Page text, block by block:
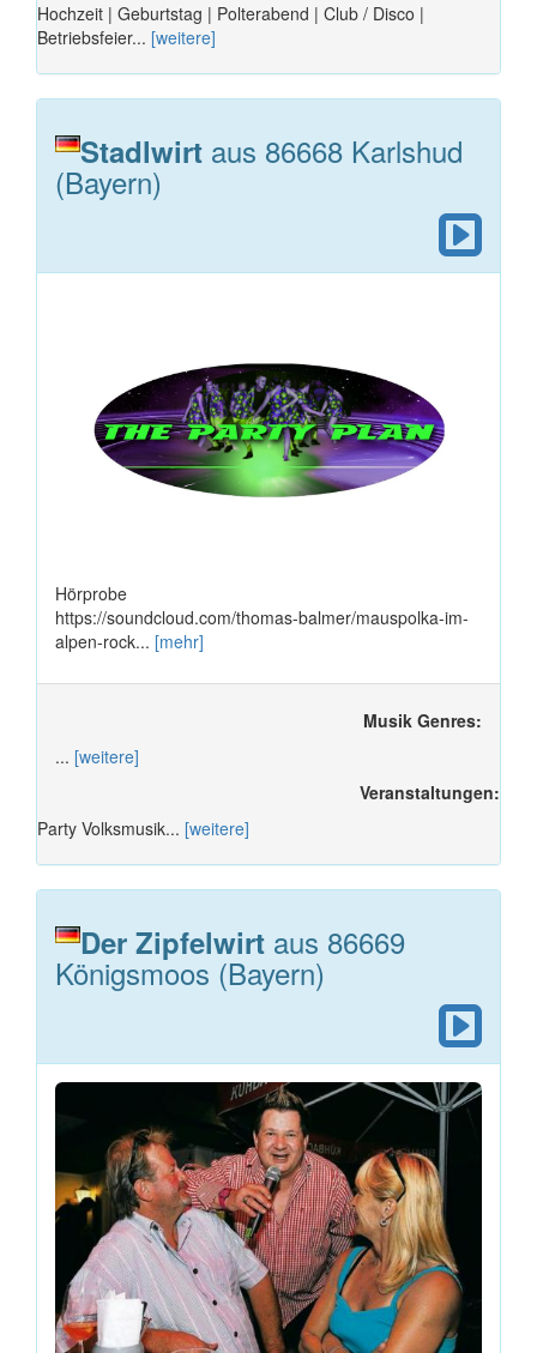
Hochzeit | Geburtstag | Polterabend | Club / Disco |
Betriebsfeier... [weitere]
Stadlwirt aus 86668 Karlshud
(Bayern)
Hörprobe
https://soundcloud.com/thomas-balmer/mauspolka-im-
alpen-rock... [mehr]
Musik Genres:
... [weitere]
Veranstaltungen:
Party Volksmusik... [weitere]
Der Zipfelwirt aus 86669
Königsmoos (Bayern)